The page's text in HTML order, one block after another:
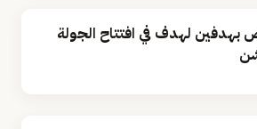
بهدفين لهدف في افتتاح الجولة